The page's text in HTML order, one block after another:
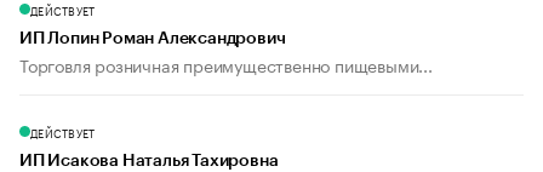
ДЕЙСТВУЕТ
ИП Лопин Роман Александрович
Торговля розничная преимущественно пищевыми...
ДЕЙСТВУЕТ
ИП Исакова Наталья Тахировна